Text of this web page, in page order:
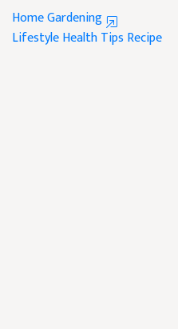
Home Gardening
LifestyleHealth Tips Recipe